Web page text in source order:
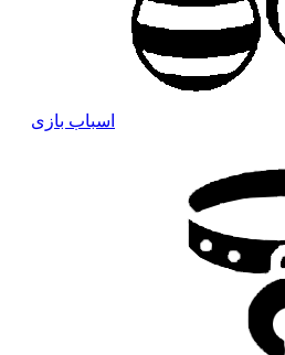
اسباب بازی